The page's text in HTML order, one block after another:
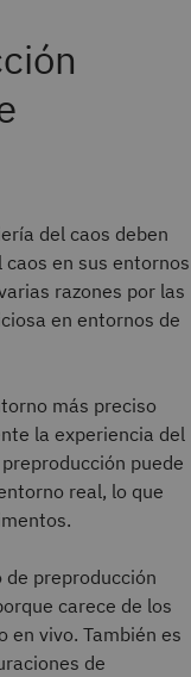
del caos deben
en sus entornos
razones por las
en entornos de
más preciso
la experiencia del
puede
real, lo que
preproducción
carece de los
en vivo. También es
de